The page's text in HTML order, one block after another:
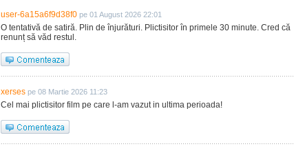
user-6a15a6f9d38f0 pe 01 August 2026 22:01
O tentativă de satiră. Plin de înjurături. Plictisitor în primele 30 minute. Cred că
renunț să văd restul.
xerses pe 08 Martie 2026 11:23
Cel mai plictisitor film pe care l-am vazut in ultima perioada!